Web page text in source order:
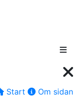
Start
Om sidan